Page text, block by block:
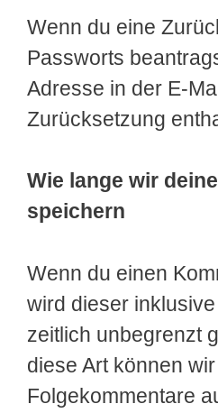
Wenn du eine
Passworts
Adresse in der E-
Zurücksetzung
Wie lange wir
speichern
Wenn du einen
wird dieser
zeitlich unbegrenzt
diese Art können wir
Folgekommentare